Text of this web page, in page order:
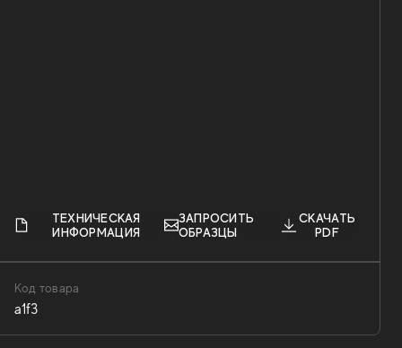
ТЕХНИЧЕСКАЯ
ИНФОРМАЦИЯ
ЗАПРОСИТЬ
ОБРАЗЦЫ
СКАЧАТЬ
PDF
Код товара
a1f3